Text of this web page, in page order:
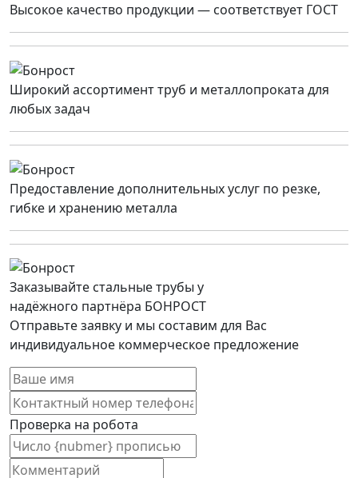
Высокое качество продукции — соответствует ГОСТ
Широкий ассортимент труб и металлопроката для
любых задач
Предоставление дополнительных услуг по резке,
гибке и хранению металла
Заказывайте стальные трубы у
надёжного партнёра БОНРОСТ
Отправьте заявку и мы составим для Вас
индивидуальное коммерческое предложение
Проверка на робота